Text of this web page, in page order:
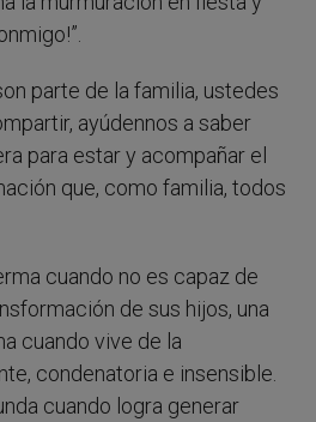
parte de la familia, ustedes
ayúdennos a saber
para estar y acompañar el
que, como familia, todos
cuando no es capaz de
de sus hijos, una
cuando vive de la
condenatoria e insensible.
cuando logra generar